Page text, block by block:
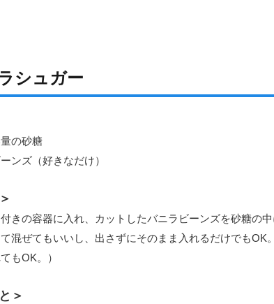
シュガー
の砂糖
ンズ（好きなだけ）
きの容器に入れ、カットしたバニラビーンズを砂糖の中
て混ぜてもいいし、出さずにそのまま入れるだけでもOK
もOK。）
＞